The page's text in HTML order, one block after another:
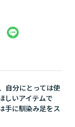
自分にとっては使
しいアイテムで
手に馴染み足をス